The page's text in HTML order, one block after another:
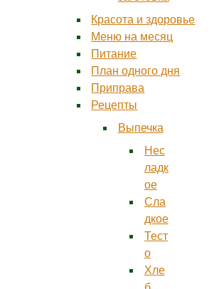
Красота и здоровье
Меню на месяц
Питание
План одного дня
Приправа
Рецепты
Выпечка
Нес
ладк
ое
Сла
дкое
Тест
о
Хле